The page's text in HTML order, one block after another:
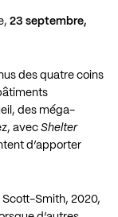
23 septembre,
des quatre coins
des méga-
avec Shelter
d’apporter
Scott-Smith, 2020,